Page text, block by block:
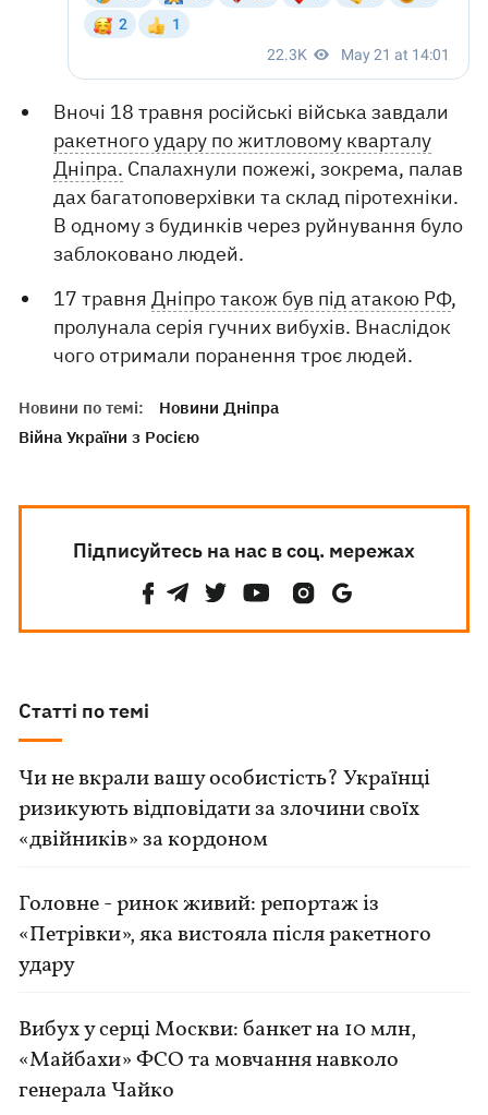
Вночі 18 травня російські війська завдали
ракетного удару по житловому кварталу
Дніпра. Спалахнули пожежі, зокрема, палав
дах багатоповерхівки та склад піротехніки.
В одному з будинків через руйнування було
заблоковано людей.
17 травняДніпро також був під атакою РФ,
пролунала серія гучних вибухів. Внаслідок
чого отримали поранення троє людей.
Новини по темі:
Новини Дніпра
Війна України з Росією
Підписуйтесь на нас в соц. мережах
Статті по темі
Чи не вкрали вашу особистість? Українці
ризикують відповідати за злочини своїх
«двійників» за кордоном
Головне - ринок живий: репортаж із
«Петрівки», яка вистояла після ракетного
удару
Вибух у серці Москви: банкет на 10 млн,
«Майбахи» ФСО та мовчання навколо
генерала Чайко